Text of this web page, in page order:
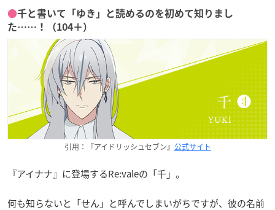
●千と書いて「ゆき」と読めるのを初めて知りまし
た……！（104＋）
引用：『アイドリッシュセブン』 公式サイト
『アイナナ』に登場するRe:valeの「千」。
何も知らないと「せん」と呼んでしまいがちですが、彼の名前